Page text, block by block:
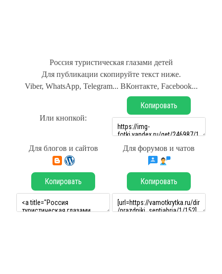
Россия туристическая глазами детей
Для публикации скопируйте текст ниже.
Viber, WhatsApp, Telegram... ВКонтакте, Facebook...
Или кнопкой:
Копировать
Для блогов и сайтов Для форумов и чатов
Копировать Копировать